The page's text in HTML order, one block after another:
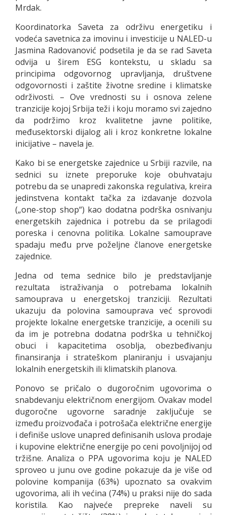
Mrdak.
Koordinatorka Saveta za održivu energetiku i
vodeća savetnica za imovinu i investicije u NALED-u
Jasmina Radovanović podsetila je da se rad Saveta
odvija u širem ESG kontekstu, u skladu sa
principima odgovornog upravljanja, društvene
odgovornosti i zaštite životne sredine i klimatske
održivosti. – Ove vrednosti su i osnova zelene
tranzicije kojoj Srbija teži i koju moramo svi zajedno
da podržimo kroz kvalitetne javne politike,
međusektorski dijalog ali i kroz konkretne lokalne
inicijative – navela je.
Kako bi se energetske zajednice u Srbiji razvile, na
sednici su iznete preporuke koje obuhvataju
potrebu da se unapredi zakonska regulativa, kreira
jedinstvena kontakt tačka za izdavanje dozvola
(„one-stop shop“) kao dodatna podrška osnivanju
energetskih zajednica i potrebu da se prilagodi
poreska i cenovna politika. Lokalne samouprave
spadaju među prve poželjne članove energetske
zajednice.
Jedna od tema sednice bilo je predstavljanje
rezultata istraživanja o potrebama lokalnih
samouprava u energetskoj tranziciji. Rezultati
ukazuju da polovina samouprava već sprovodi
projekte lokalne energetske tranzicije, a ocenili su
da im je potrebna dodatna podrška u tehničkoj
obuci i kapacitetima osoblja, obezbeđivanju
finansiranja i strateškom planiranju i usvajanju
lokalnih energetskih ili klimatskih planova.
Ponovo se pričalo o dugoročnim ugovorima o
snabdevanju električnom energijom. Ovakav model
dugoročne ugovorne saradnje zaključuje se
između proizvođača i potrošača električne energije
i definiše uslove unapred definisanih uslova prodaje
i kupovine električne energije po ceni povoljnijoj od
tržišne. Analiza o PPA ugovorima koju je NALED
sproveo u junu ove godine pokazuje da je više od
polovine kompanija (63%) upoznato sa ovakvim
ugovorima, ali ih većina (74%) u praksi nije do sada
koristila. Kao najveće prepreke naveli su